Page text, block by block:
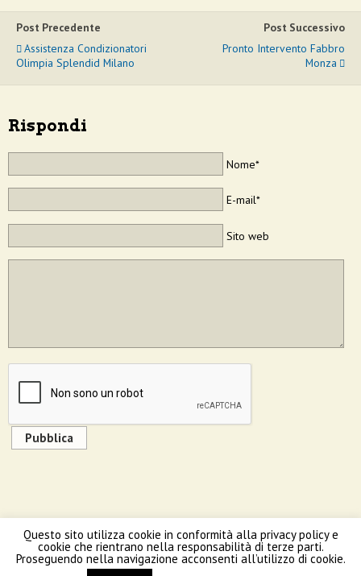
Post Precedente
Assistenza Condizionatori
Olimpia Splendid Milano
Post Successivo
Pronto Intervento Fabbro
Monza
Rispondi
Nome*
E-mail*
Sito web
Pubblica
Questo sito utilizza cookie in conformità alla privacy policy e
cookie che rientrano nella responsabilità di terze parti.
Proseguendo nella navigazione acconsenti all’utilizzo di cookie.
Torna su
Cellulare Pc Desktop